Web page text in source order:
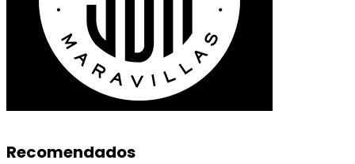
Recomendados